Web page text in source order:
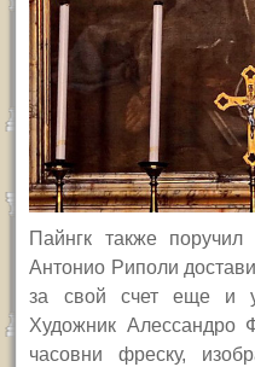
Пайнгк также
Антонио Риполи
за свой счет еще и
Художник Алессандро
часовни фреску,